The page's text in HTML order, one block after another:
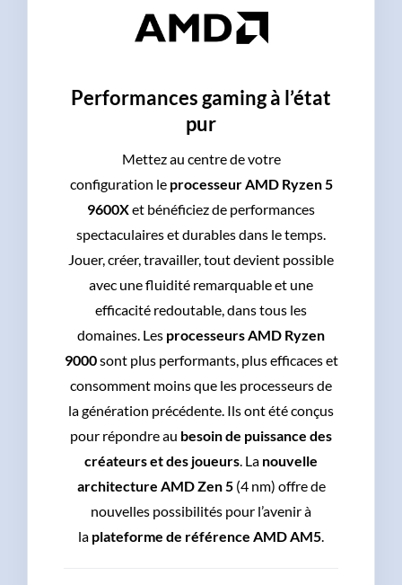
Performances gaming à l’état
pur
Mettez au centre de votre
configuration le processeur AMD Ryzen 5
9600Xet bénéficiez de performances
spectaculaires et durables dans le temps.
Jouer, créer, travailler, tout devient possible
avec une fluidité remarquable et une
efficacité redoutable, dans tous les
domaines. Les processeurs AMD Ryzen
9000sont plus performants, plus efficaces et
consomment moins que les processeurs de
la génération précédente. Ils ont été conçus
pour répondre au besoin de puissance des
créateurs et des joueurs. La nouvelle
architecture AMD Zen 5(4 nm) offre de
nouvelles possibilités pour l’avenir à
la plateforme de référence AMD AM5.